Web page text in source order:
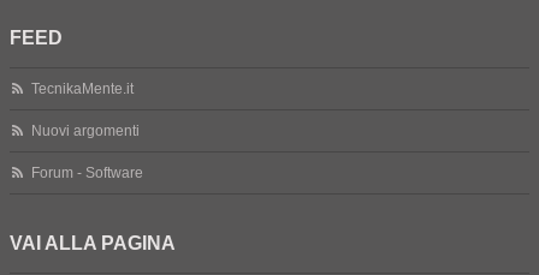
FEED
TecnikaMente.it
Nuovi argomenti
Forum - Software
VAI ALLA PAGINA